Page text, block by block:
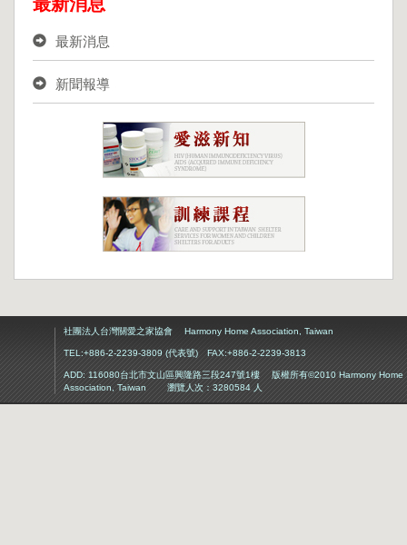
最新消息
新聞報導
社團法人台灣關愛之家協會 Harmony Home Association, Taiwan
TEL:+886-2-2239-3809 (代表號) FAX:+886-2-2239-3813
ADD: 116080台北市文山區興隆路三段247號1樓 版權所有©2010 Harmony Home
Association, Taiwan 瀏覽人次：3280584 人